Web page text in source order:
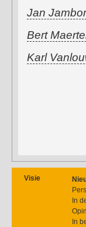
Jan
Bert
Karl
Visie
In
In